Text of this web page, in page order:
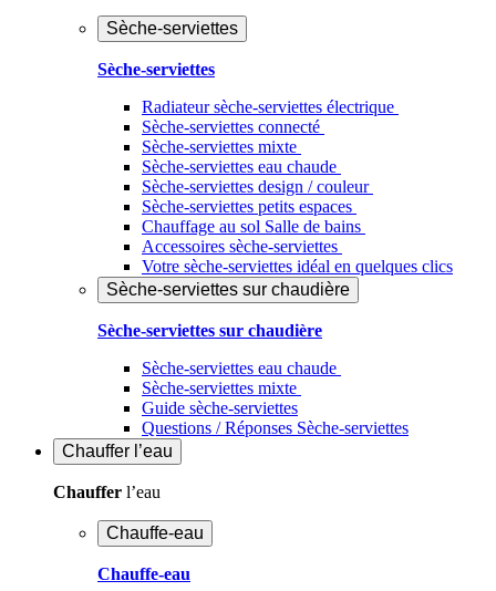
Sèche-serviettes
Sèche-serviettes
Radiateur sèche-serviettes électrique
Sèche-serviettes connecté
Sèche-serviettes mixte
Sèche-serviettes eau chaude
Sèche-serviettes design / couleur
Sèche-serviettes petits espaces
Chauffage au sol Salle de bains
Accessoires sèche-serviettes
Votre sèche-serviettes idéal en quelques clics
Sèche-serviettes sur chaudière
Sèche-serviettes sur chaudière
Sèche-serviettes eau chaude
Sèche-serviettes mixte
Guide sèche-serviettes
Questions / Réponses Sèche-serviettes
Chauffer l’eau
Chauffer l’eau
Chauffe-eau
Chauffe-eau